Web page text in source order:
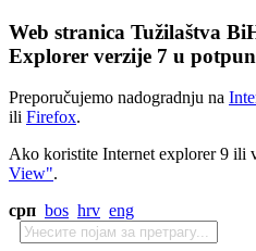
Web stranica Tužilaštva
Explorer verzije 7 u
Preporučujemo nadogradnju na
ili Firefox.
Ako koristite Internet explorer 9 ili
View".
срп bos hrv eng